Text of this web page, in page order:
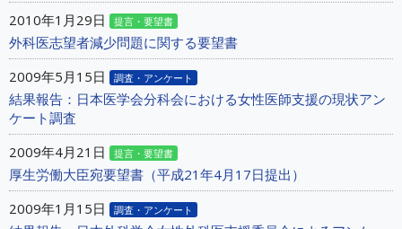
2010年1月29日
提言・要望書
外科医志望者減少問題に関する要望書
2009年5月15日
調査・アンケート
結果報告：日本医学会分科会における女性医師支援の現状アン
ケート調査
2009年4月21日
提言・要望書
厚生労働大臣宛要望書（平成21年4月17日提出）
2009年1月15日
調査・アンケート